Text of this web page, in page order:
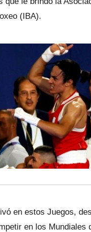
(IBA).
en estos Juegos,
en los Mundiales